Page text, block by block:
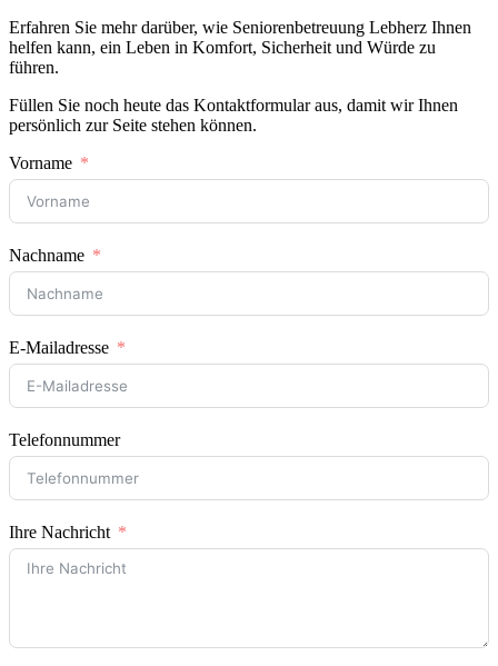
Erfahren Sie mehr darüber, wie Seniorenbetreuung Lebherz Ihnen
helfen kann, ein Leben in Komfort, Sicherheit und Würde zu
führen.
Füllen Sie noch heute das Kontaktformular aus, damit wir Ihnen
persönlich zur Seite stehen können.
Vorname
Nachname
E-Mailadresse
Telefonnummer
Ihre Nachricht